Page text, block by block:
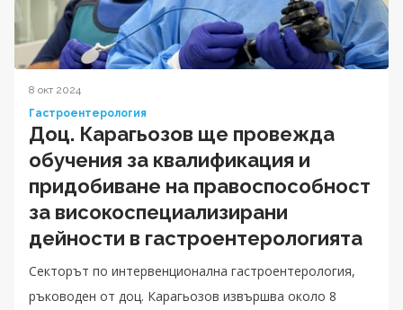
8 окт 2024
Гастроентерология
Доц. Карагьозов ще провежда
обучения за квалификация и
придобиване на правоспособност
за високоспециализирани
дейности в гастроентерологията
Секторът по интервенционална гастроентерология,
ръководен от доц. Карагьозов извършва около 8